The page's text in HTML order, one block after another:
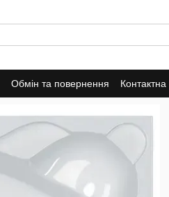
Обмін та повернення